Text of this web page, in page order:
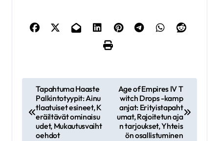
Tapahtuma Haaste
Palkintotyypit: Ainu
tlaatuiset esineet, K
eräiltävät ominaisu
udet, Mukautusvaiht
oehdot
Age of Empires IV T
witch Drops -kamp
anjat: Erityistapaht
umat, Rajoitetun aja
n tarjoukset, Yhteis
ön osallistuminen